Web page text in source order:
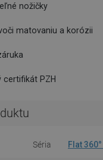
nožičky
matovaniu a korózii
certifikát PZH
Séria Flat